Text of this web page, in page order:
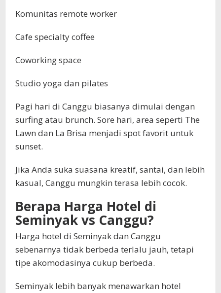
Komunitas remote worker
Cafe specialty coffee
Coworking space
Studio yoga dan pilates
Pagi hari di Canggu biasanya dimulai dengan
surfing atau brunch. Sore hari, area seperti The
Lawn dan La Brisa menjadi spot favorit untuk
sunset.
Jika Anda suka suasana kreatif, santai, dan lebih
kasual, Canggu mungkin terasa lebih cocok.
Berapa Harga Hotel di
Seminyak vs Canggu?
Harga hotel di Seminyak dan Canggu
sebenarnya tidak berbeda terlalu jauh, tetapi
tipe akomodasinya cukup berbeda.
Seminyak lebih banyak menawarkan hotel